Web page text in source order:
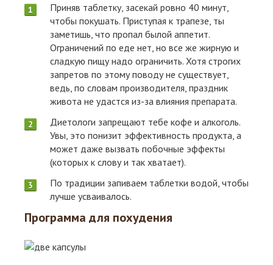
Приняв таблетку, засекай ровно 40 минут,
чтобы покушать. Приступая к трапезе, ты
заметишь, что пропал былой аппетит.
Ограничений по еде нет, но все же жирную и
сладкую пищу надо ограничить. Хотя строгих
запретов по этому поводу не существует,
ведь, по словам производителя, праздник
живота не удастся из-за влияния препарата.
Диетологи запрещают тебе кофе и алкоголь.
Увы, это понизит эффективность продукта, а
может даже вызвать побочные эффекты
(которых к слову и так хватает).
По традиции запиваем таблетки водой, чтобы
лучше усваивалось.
Программа для похудения